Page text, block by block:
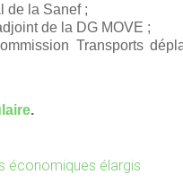
de la Sanef ;
de la DG MOVE ;
Transports
.
économiques élargis